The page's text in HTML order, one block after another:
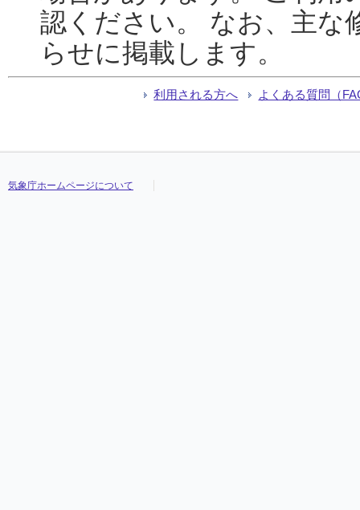
認ください。 なお、主な
らせに掲載します。
利用される方へ よくある質問（
気象庁ホームページについて